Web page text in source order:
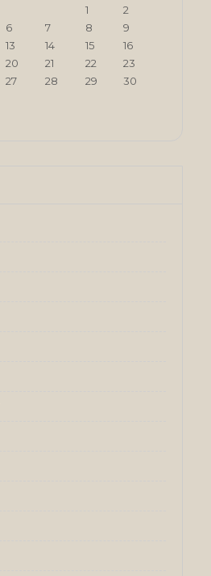
1
2
6 7 8
9
13 14 15
16
20 21 22
23
27 28 29
30